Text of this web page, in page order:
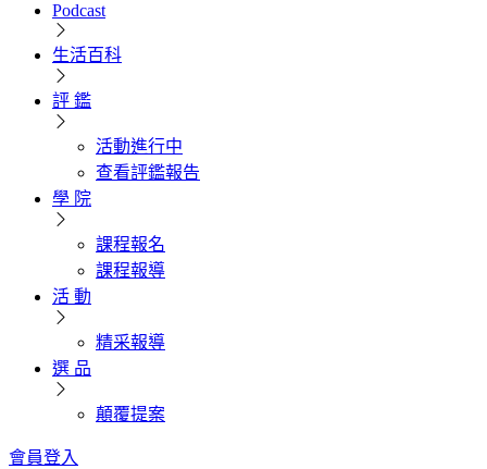
Podcast
生活百科
評 鑑
活動進行中
查看評鑑報告
學 院
課程報名
課程報導
活 動
精采報導
選 品
顛覆提案
會員登入